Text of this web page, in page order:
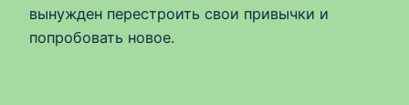
вынужден перестроить свои привычки и
попробовать новое.